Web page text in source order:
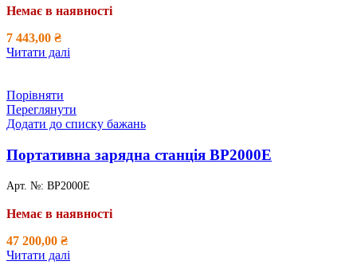
Немає в наявності
7 443,00 ₴
Читати далі
Порівняти
Переглянути
Додати до списку бажань
Портативна зарядна станція ВР2000Е
Арт. №: ВР2000Е
Немає в наявності
47 200,00 ₴
Читати далі